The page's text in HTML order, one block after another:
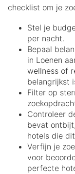
checklist om je
Stel je
per nacht.
Bepaal
in Loenen
wellness of
belangrijkst
Filter op
Controleer
bevat
hotels die
Verfijn je
voor
perfecte